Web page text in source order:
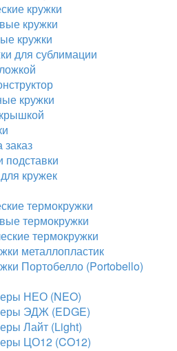
кружки
кружки
кружки
для сублимации
кружки
заказ
подставки
кружек
термокружки
термокружки
термокружки
металлопластик
Портобелло (Portobello)
НЕО (NEO)
ЭДЖ (EDGE)
Лайт (Light)
ЦО12 (CO12)